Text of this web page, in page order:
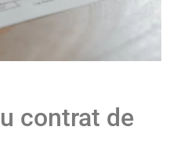
contrat de